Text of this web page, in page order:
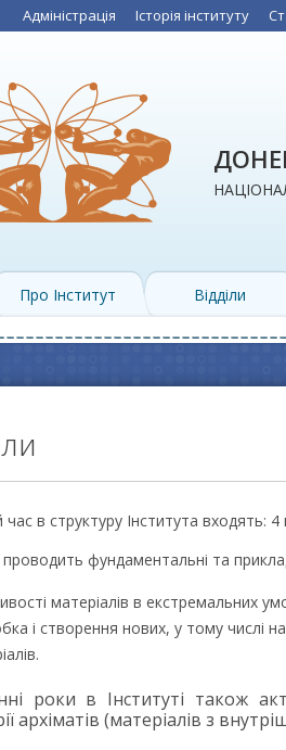
Адміністрація Історія інституту
Про Інститут Відділи
в структуру Інститута входять: 4
проводить фундаментальні та
матеріалів в екстремальних
і створення нових, у тому числі
роки в Інституті також
архіматів (матеріалів з